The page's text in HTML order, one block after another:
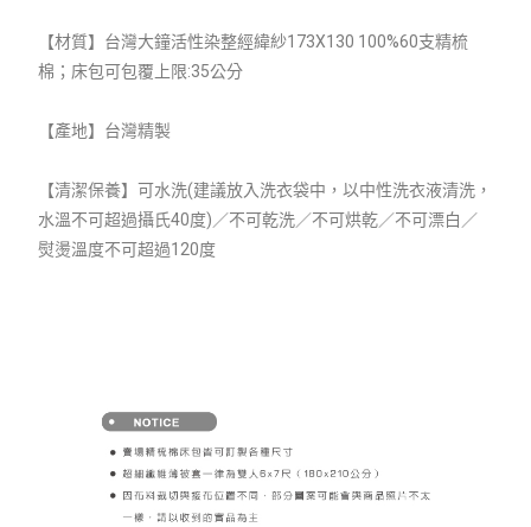
【材質】台灣大鐘活性染整經緯紗173X130 100%60支精梳
棉；床包可包覆上限:35公分
【產地】台灣精製
【清潔保養】可水洗(建議放入洗衣袋中，以中性洗衣液清洗，
水溫不可超過攝氏40度)／不可乾洗／不可烘乾／不可漂白／
熨燙溫度不可超過120度